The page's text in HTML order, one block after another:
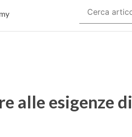
alle esigenze di